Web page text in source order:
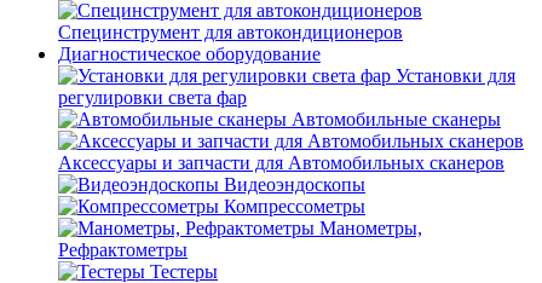
Специнструмент для автокондиционеров
Диагностическое оборудование
Установки для
регулировки света фар
Автомобильные сканеры
Аксессуары и запчасти для Автомобильных сканеров
Видеоэндоскопы
Компрессометры
Манометры,
Рефрактометры
Тестеры